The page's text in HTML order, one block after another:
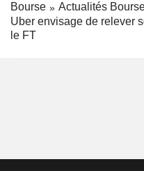
Bourse
Actualités
Uber envisage de relever
le FT